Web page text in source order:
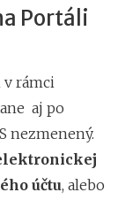
Portáli
rámci
aj po
nezmenený.
účtu, alebo